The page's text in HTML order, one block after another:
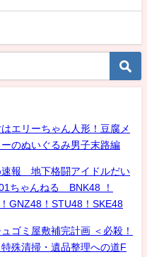
エリーちゃん人形！豆腐メ
のぬいぐるみ男子末路編
報 地下格闘アイドルだい
ちゃんねる BNK48 ！
GNZ48！STU48！SKE48
ゴミ屋敷補完計画 ＜必殺！
殊清掃・遺品整理への道F